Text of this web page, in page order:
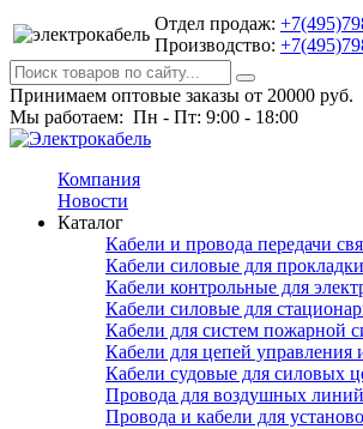
Отдел продаж:
Производство:
Принимаем оптовые заказы от 20000 руб.
Мы работаем: Пн - Пт: 9:00 - 18:00
Компания
Новости
Каталог
Кабели и провода передачи
Кабели силовые для
Кабели контрольные для
Кабели силовые для
Кабели для систем пожарной
Кабели для цепей управления
Кабели судовые для силовых
Провода для воздушных линий
Провода и кабели для